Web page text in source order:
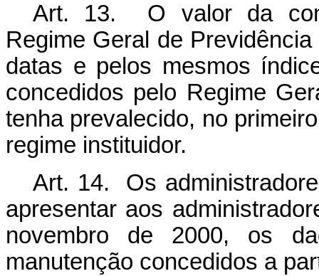
Art. 13. O valor da
Regime Geral de
datas e pelos mesmos
concedidos pelo Regime
tenha prevalecido, no
regime instituidor.
Art. 14. Os
apresentar aos
novembro de 2000, os
manutenção concedidos a